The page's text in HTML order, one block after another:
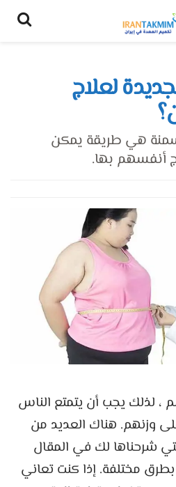
لعلاج
هي طريقة يمكن
أنفسهم بها.
، لذلك يجب أن يتمتع الناس
وزنهم. هناك العديد من
شرحناها لك في المقال
بطرق مختلفة. إذا كنت تعاني